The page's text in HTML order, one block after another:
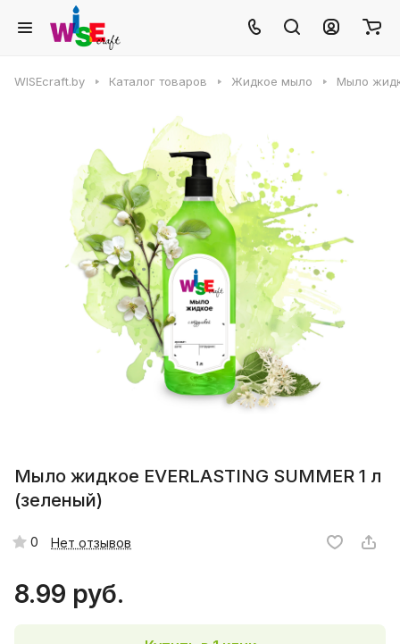
WISEcraft.by Каталог товаров Жидкое мыло Мыло
Мыло жидкое EVERLASTING SUMMER 1 л
(зеленый)
0 Нет отзывов
8.99 руб.